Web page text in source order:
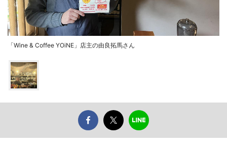
「Wine & Coffee YOiNE」店主の由良拓馬さん